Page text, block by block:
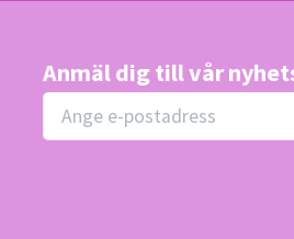
Anmäl dig till vår